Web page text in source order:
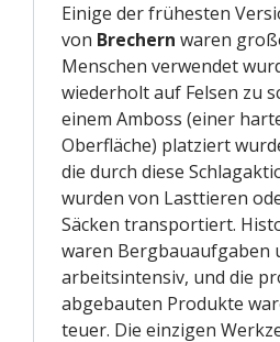
Einige der frühesten
von Brechern waren
Menschen verwendet
wiederholt auf Felsen zu
einem Amboss (einer
Oberfläche) platziert
die durch diese
wurden von Lasttieren
Säcken transportiert.
waren Bergbauaufgaben
arbeitsintensiv, und die
abgebauten Produkte
teuer. Die einzigen